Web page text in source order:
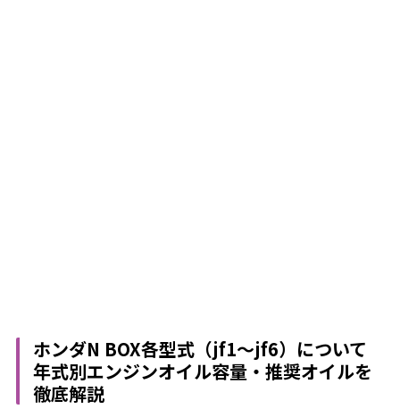
ホンダN BOX各型式（jf1～jf6）について
年式別エンジンオイル容量・推奨オイルを
徹底解説